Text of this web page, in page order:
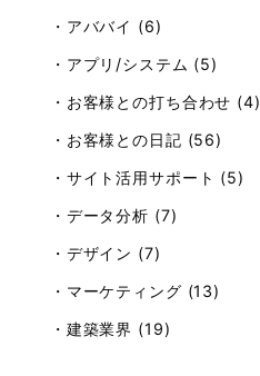
・アババイ (6)
・アプリ/システム (5)
・お客様との打ち合わせ (4)
・お客様との日記 (56)
・サイト活用サポート (5)
・データ分析 (7)
・デザイン (7)
・マーケティング (13)
・建築業界 (19)